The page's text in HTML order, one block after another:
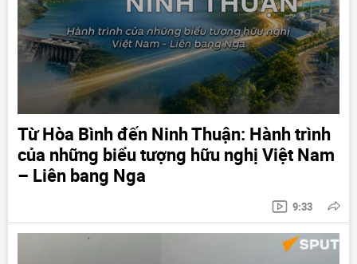
Từ Hòa Bình đến Ninh Thuận: Hành trình
của những biểu tượng hữu nghị Việt Nam
– Liên bang Nga
9:33